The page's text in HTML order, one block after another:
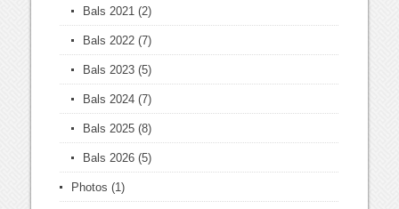
Bals 2021 (2)
Bals 2022 (7)
Bals 2023 (5)
Bals 2024 (7)
Bals 2025 (8)
Bals 2026 (5)
Photos (1)